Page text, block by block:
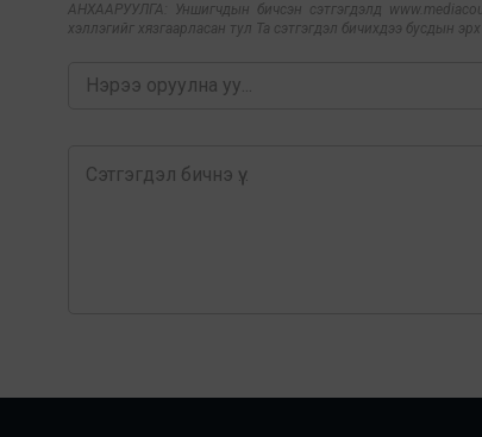
АНХААРУУЛГА: Уншигчдын бичсэн сэтгэгдэлд
хэллэгийг хязгаарласан тул Та сэтгэгдэл бичихдээ бусдын